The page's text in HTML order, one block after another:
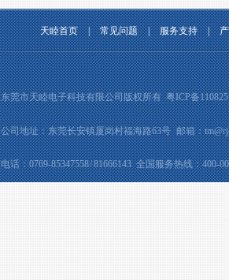
天睦首页 | 常见问题 | 服务支持 |
东莞市天睦电子科技有限公司版权所有粤ICP备
公司地址：东莞长安镇厦岗村福海路63号 邮箱：
电话：0769-85347558 / 81666143 全国服务热线：400-